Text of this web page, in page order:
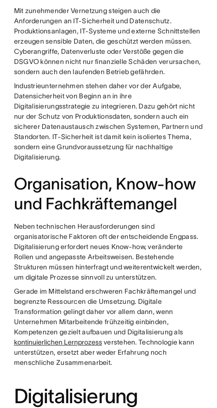
Mit zunehmender Vernetzung steigen auch die
Anforderungen an IT-Sicherheit und Datenschutz.
Produktionsanlagen, IT-Systeme und externe Schnittstellen
erzeugen sensible Daten, die geschützt werden müssen.
Cyberangriffe, Datenverluste oder Verstöße gegen die
DSGVO können nicht nur finanzielle Schäden verursachen,
sondern auch den laufenden Betrieb gefährden.
Industrieunternehmen stehen daher vor der Aufgabe,
Datensicherheit von Beginn an in ihre
Digitalisierungsstrategie zu integrieren. Dazu gehört nicht
nur der Schutz von Produktionsdaten, sondern auch ein
sicherer Datenaustausch zwischen Systemen, Partnern und
Standorten. IT-Sicherheit ist damit kein isoliertes Thema,
sondern eine Grundvoraussetzung für nachhaltige
Digitalisierung.
Organisation, Know-how
und Fachkräftemangel
Neben technischen Herausforderungen sind
organisatorische Faktoren oft der entscheidende Engpass.
Digitalisierung erfordert neues Know-how, veränderte
Rollen und angepasste Arbeitsweisen. Bestehende
Strukturen müssen hinterfragt und weiterentwickelt werden,
um digitale Prozesse sinnvoll zu unterstützen.
Gerade im Mittelstand erschweren Fachkräftemangel und
begrenzte Ressourcen die Umsetzung. Digitale
Transformation gelingt daher vor allem dann, wenn
Unternehmen Mitarbeitende frühzeitig einbinden,
Kompetenzen gezielt aufbauen und Digitalisierung als
kontinuierlichen Lernprozessverstehen. Technologie kann
unterstützen, ersetzt aber weder Erfahrung noch
menschliche Zusammenarbeit.
Digitalisierung